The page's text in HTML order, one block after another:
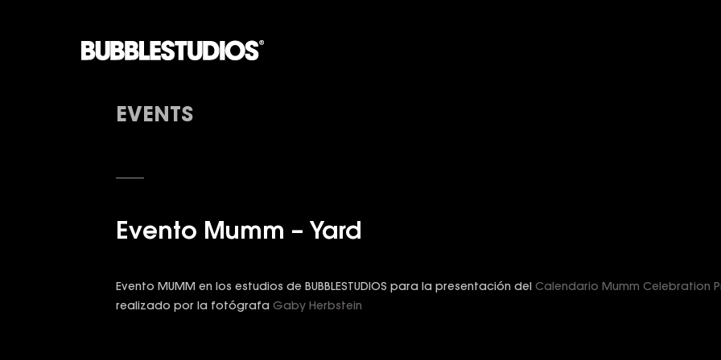
EVENTS
Evento Mumm – Yard
Evento MUMM en los estudios de BUBBLESTUDIOS para la presentación del Calendario Mumm Celebration
realizado por la fotógrafa Gaby Herbstein